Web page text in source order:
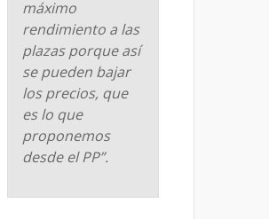
máximo
rendimiento a las
plazas porque así
se pueden bajar
los precios, que
es lo que
proponemos
desde el PP”.